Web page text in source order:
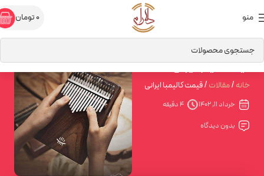
منو 0تومان
قیمت کالیمبا ایرانی
خانه مقالات قیمت کالیمبا ایرانی
خرداد 11, 1402
4 دقیقه
بدون دیدگاه